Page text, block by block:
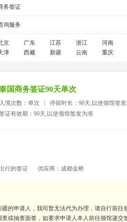
务签证
询服务
京 广东 江苏 浙江
河南
津 西藏 新疆 云南 重庆
国商务签证90天单次
入境次数：单次
停留时长：90天,以使领馆签
证有效期：90天,以使领馆签发为准
行的签证 供应商：成都金桥
的申请人，我司暂无法代为办理，请自行前往
或抽查面签，如要求申请人本人前往领馆递